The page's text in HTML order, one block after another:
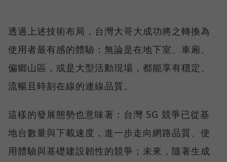
透過上述技術布局，台灣大哥大成功將之轉換為
使用者最有感的體驗：無論是在地下室、車廂、
偏鄉山區，或是大型活動現場，都能享有穩定、
流暢且時刻在線的連線品質。
這樣的發展態勢也意味著：台灣 5G 競爭已從基
地台數量與下載速度，進一步走向網路品質、使
用體驗與基礎建設韌性的競爭；未來，隨著生成